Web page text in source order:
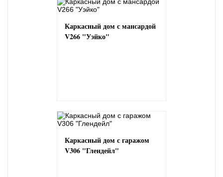
Каркасный дом с мансардой
V266 "Уэйко"
Каркасный дом с гаражом
V306 "Глендейл"